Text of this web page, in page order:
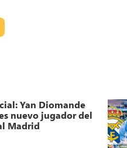
Yan Diomande
nuevo jugador del
Madrid